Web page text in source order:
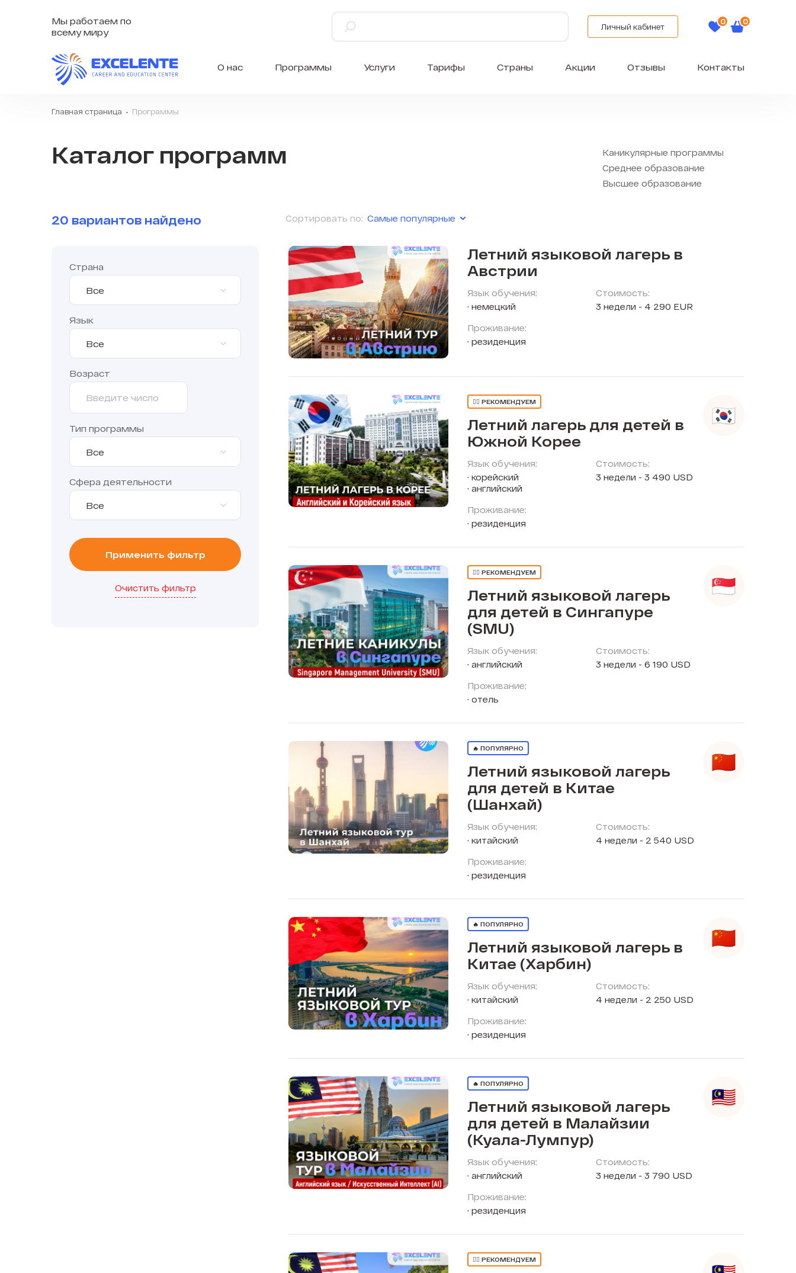
Мы работаем по
всему миру
Личный кабинет
О нас Программы Услуги Тарифы Страны Акции Отзывы Контакты
Главная страница Программы
Каталог программ
Каникулярные программы
Среднее образование
Высшее образование
20 вариантов найдено Сортировать по: Самые популярные
Страна
Все
Язык
Все
Возраст
Тип программы
Все
Сфера деятельности
Все
Применить фильтр
Очистить фильтр
Летний языковой лагерь в
Австрии
Язык обучения:
немецкий
Проживание:
резиденция
Стоимость:
3 недели - 4 290 EUR
👍🏼 РЕКОМЕНДУЕМ
Летний лагерь для детей в
Южной Корее
Язык обучения:
корейский
английский
Проживание:
резиденция
Стоимость:
3 недели - 3 490 USD
👍🏼 РЕКОМЕНДУЕМ
Летний языковой лагерь
для детей в Сингапуре
(SMU)
Язык обучения:
английский
Проживание:
отель
Стоимость:
3 недели - 6 190 USD
🔥 ПОПУЛЯРНО
Летний языковой лагерь
для детей в Китае
(Шанхай)
Язык обучения:
китайский
Проживание:
резиденция
Стоимость:
4 недели - 2 540 USD
🔥 ПОПУЛЯРНО
Летний языковой лагерь в
Китае (Харбин)
Язык обучения:
китайский
Проживание:
резиденция
Стоимость:
4 недели - 2 250 USD
🔥 ПОПУЛЯРНО
Летний языковой лагерь
для детей в Малайзии
(Куала-Лумпур)
Язык обучения:
английский
Проживание:
резиденция
Стоимость:
3 недели - 3 790 USD
👍🏼 РЕКОМЕНДУЕМ